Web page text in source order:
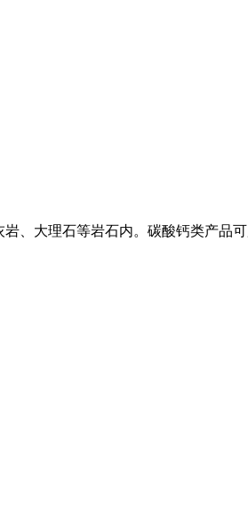
、大理石等岩石内。碳酸钙类产品可